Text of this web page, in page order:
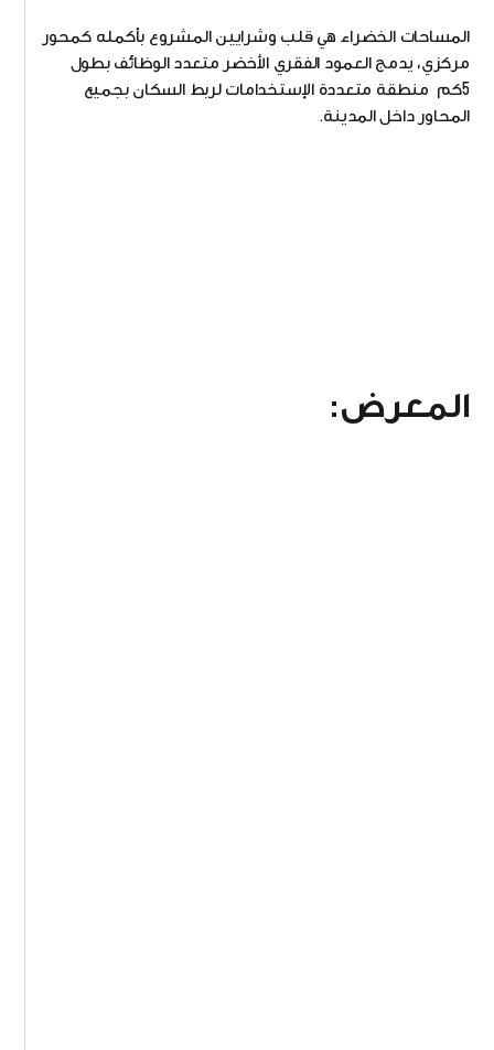
المساحات الخضراء هي قلب وشرايين المشروع بأكمله كمحور
مركزي، يدمج العمود الفقري الأخضر متعدد الوظائف بطول
5كم منطقة متعددة الإستخدامات لربط السكان بجميع
المحاور داخل المدينة.
المعرض: